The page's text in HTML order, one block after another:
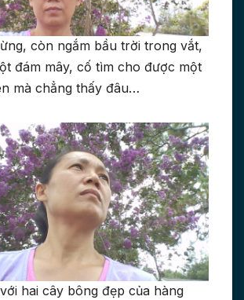
còn ngắm bầu trời trong vắt,
đám mây, cố tìm cho được một
mà chẳng thấy đâu…
hai cây bông đẹp của hàng